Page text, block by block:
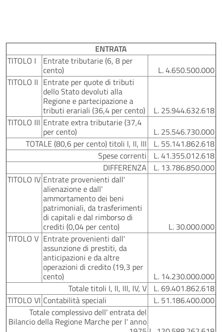
ENTRATA
TITOLO I
Entrate tributarie (6, 8 per
cento)
L. 4.650.500.000
TITOLO II Entrate per quote di tributi
dello Stato devoluti alla
Regione e partecipazione a
tributi erariali (36,4 per cento)
L. 25.944.632.618
TITOLO III Entrate extra tributarie (37,4
per cento)
L. 25.546.730.000
TOTALE (80,6 per cento) titoli I, II, III
L. 55.141.862.618
Spese correnti
L. 41.355.012.618
DIFFERENZA
L. 13.786.850.000
TITOLO IV Entrate provenienti dall'
alienazione e dall'
ammortamento dei beni
patrimoniali, da trasferimenti
di capitali e dal rimborso di
crediti (0,04 per cento)
L. 30.000.000
TITOLO V Entrate provenienti dall'
assunzione di prestiti, da
anticipazioni e da altre
operazioni di credito (19,3 per
cento)
L. 14.230.000.000
Totale titoli I, II, III, IV, V
L. 69.401.862.618
TITOLO VI Contabilità speciali
L. 51.186.400.000
Totale complessivo dell' entrata del
Bilancio della Regione Marche per l' anno